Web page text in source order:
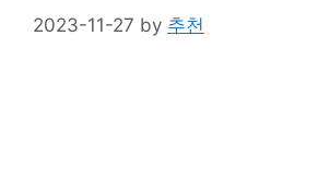
2023-11-27 by 추천